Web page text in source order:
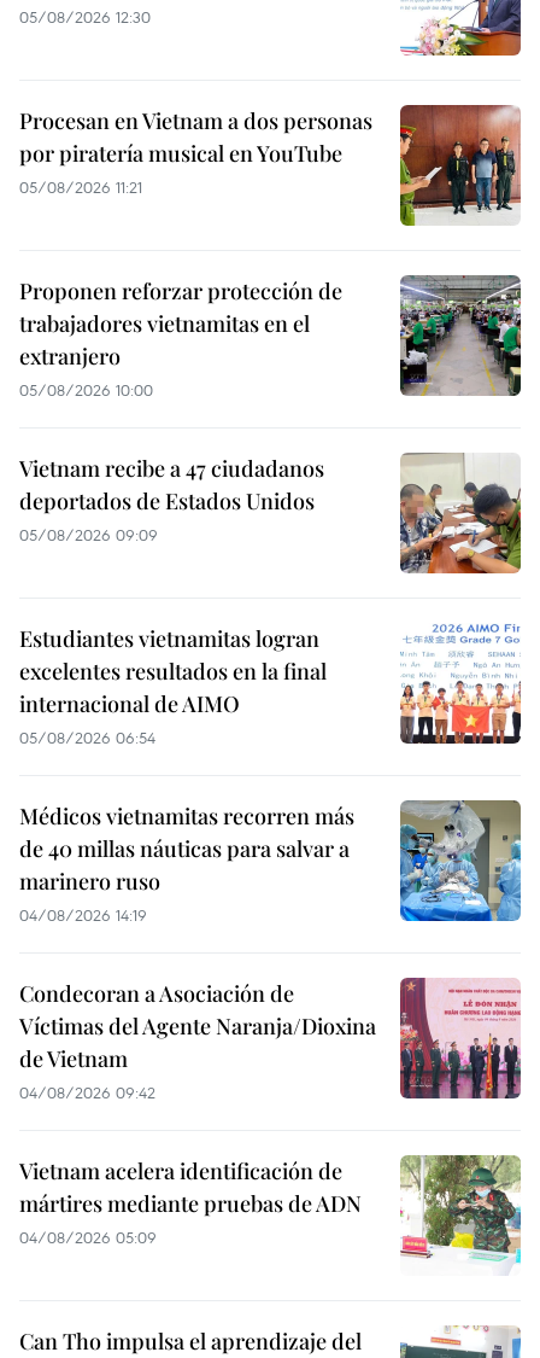
05/08/2026 12:30
Procesan en Vietnam a dos personas
por piratería musical en YouTube
05/08/2026 11:21
Proponen reforzar protección de
trabajadores vietnamitas en el
extranjero
05/08/2026 10:00
Vietnam recibe a 47 ciudadanos
deportados de Estados Unidos
05/08/2026 09:09
Estudiantes vietnamitas logran
excelentes resultados en la final
internacional de AIMO
05/08/2026 06:54
Médicos vietnamitas recorren más
de 40 millas náuticas para salvar a
marinero ruso
04/08/2026 14:19
Condecoran a Asociación de
Víctimas del Agente Naranja/Dioxina
de Vietnam
04/08/2026 09:42
Vietnam acelera identificación de
mártires mediante pruebas de ADN
04/08/2026 05:09
Can Tho impulsa el aprendizaje del